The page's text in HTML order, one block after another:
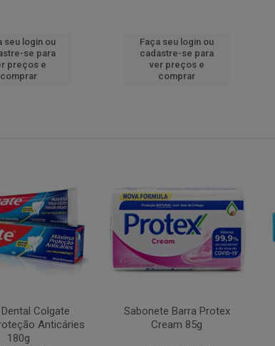
seu login ou
se para
preços e
comprar
Faça seu login ou
cadastre-se para
ver preços e
comprar
Colgate
Anticáries
180g
Sabonete Barra Protex
Cream 85g